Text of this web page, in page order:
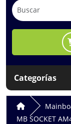
Categorías
MB SOCKET